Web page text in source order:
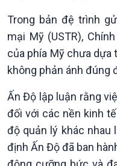
Chính trị
Tin Chính trị
Chính phủ với người dân
Trong bản đệ trình
mại Mỹ (USTR),
của phía Mỹ chưa
không phản ánh đúng
Ấn Độ lập luận rằng
đối với các nền kinh
độ quản lý khác nhau
định Ấn Độ đã ban